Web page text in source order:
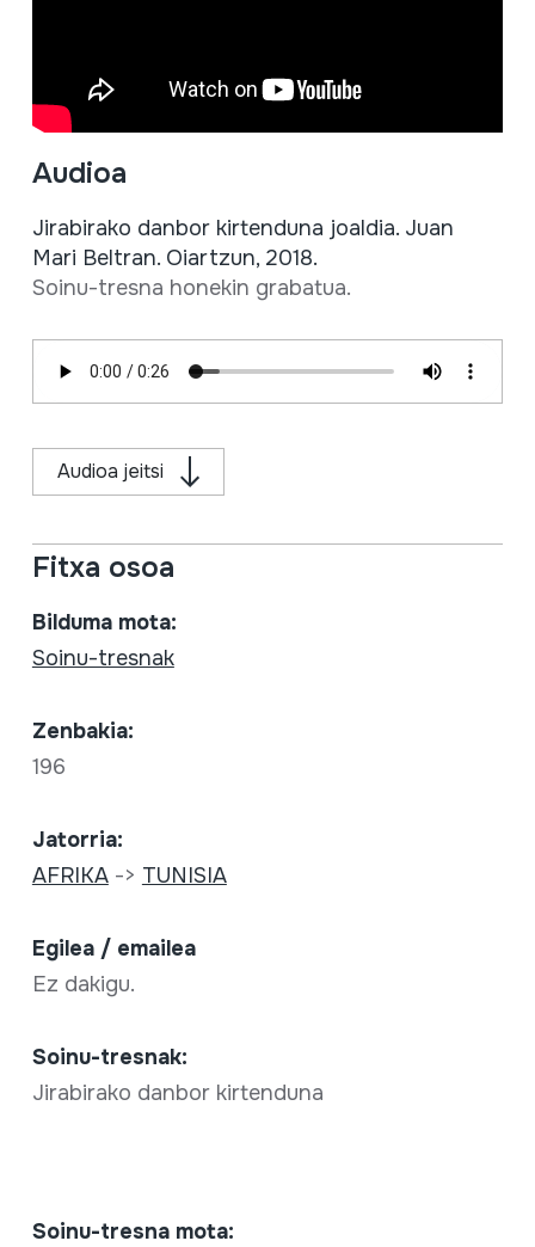
Audioa
Jirabirako danbor kirtenduna joaldia. Juan
Mari Beltran. Oiartzun, 2018.
Soinu-tresna honekin grabatua.
Audioa jeitsi
Fitxa osoa
Bilduma mota:
Soinu-tresnak
Zenbakia:
196
Jatorria:
AFRIKA-> TUNISIA
Egilea / emailea
Ez dakigu.
Soinu-tresnak:
Jirabirako danbor kirtenduna
Soinu-tresna mota: